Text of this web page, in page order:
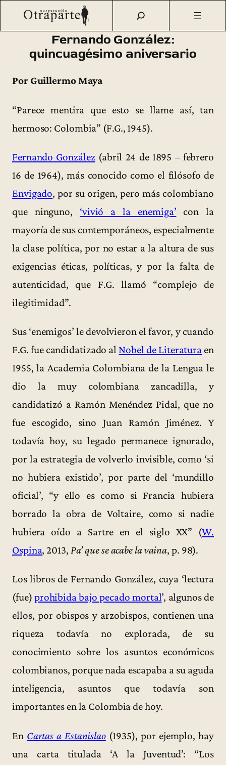
Saltar
Otraparte.org/Corporación Archivo de prensa
Fernando
González: quincuagésimo aniversario
Fernando González:
quincuagésimo aniversario
Por Guillermo Maya
“Parece mentira que esto se llame así, tan
hermoso: Colombia” (F.G., 1945).
Fernando González(abril 24 de 1895 – febrero
16 de 1964), más conocido como el filósofo de
Envigado, por su origen, pero más colombiano
que ninguno, ‘vivió a la enemiga’ con la
mayoría de sus contemporáneos, especialmente
la clase política, por no estar a la altura de sus
exigencias éticas, políticas, y por la falta de
autenticidad, que F.G. llamó “complejo de
ilegitimidad”.
Sus ‘enemigos’ le devolvieron el favor, y cuando
F.G. fue candidatizado al Nobel de Literatura en
1955, la Academia Colombiana de la Lengua le
dio la muy colombiana zancadilla, y
candidatizó a Ramón Menéndez Pidal, que no
fue escogido, sino Juan Ramón Jiménez. Y
todavía hoy, su legado permanece ignorado,
por la estrategia de volverlo invisible, como ‘si
no hubiera existido’, por parte del ‘mundillo
oficial’, “y ello es como si Francia hubiera
borrado la obra de Voltaire, como si nadie
hubiera oído a Sartre en el siglo XX” (W.
Ospina, 2013, Pa’ que se acabe la vaina, p. 98).
Los libros de Fernando González, cuya ‘lectura
(fue) prohibida bajo pecado mortal’, algunos de
ellos, por obispos y arzobispos, contienen una
riqueza todavía no explorada, de su
conocimiento sobre los asuntos económicos
colombianos, porque nada escapaba a su aguda
inteligencia, asuntos que todavía son
importantes en la Colombia de hoy.
En Cartas a Estanislao(1935), por ejemplo, hay
una carta titulada ‘A la Juventud’: “Los